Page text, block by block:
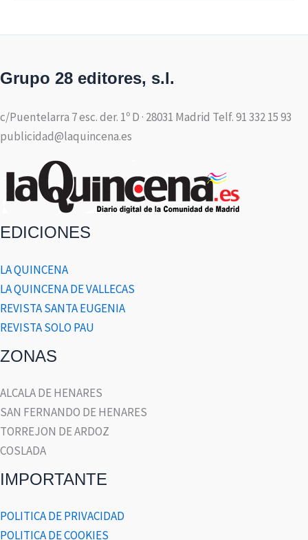
Grupo 28 editores, s.l.
c/Puentelarra 7 esc. der. 1º D · 28031 Madrid Telf. 91 332 15 93
publicidad@laquincena.es
EDICIONES
LA QUINCENA
LA QUINCENA DE VALLECAS
REVISTA SANTA EUGENIA
REVISTA SOLO PAU
ZONAS
ALCALA DE HENARES
SAN FERNANDO DE HENARES
TORREJON DE ARDOZ
COSLADA
IMPORTANTE
POLITICA DE PRIVACIDAD
POLITICA DE COOKIES